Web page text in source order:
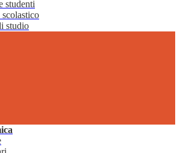
studenti
scolastico
studio